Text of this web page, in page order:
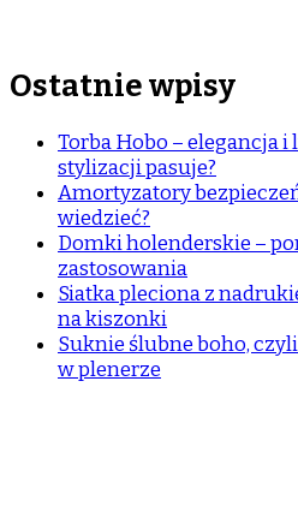
Ostatnie wpisy
Torba Hobo – elegancja
stylizacji pasuje?
Amortyzatory
wiedzieć?
Domki holenderskie –
zastosowania
Siatka pleciona z
na kiszonki
Suknie ślubne boho,
w plenerze